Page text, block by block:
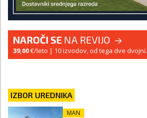
NAROČI SE NA REVIJO
39,00€/leto | 10 izvodov, od tega dve dvojni.
IZBOR UREDNIKA
MAN